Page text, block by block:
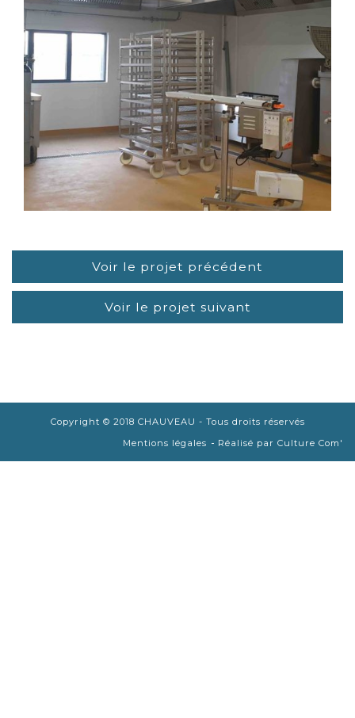
LIRE LA SUITE
Voir le projet précédent
Voir le projet suivant
Copyright © 2018 CHAUVEAU - Tous droits réservés
Mentions légales - Réalisé par Culture Com'